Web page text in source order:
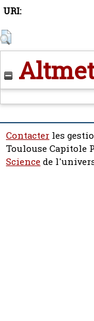
URI:
Contacter les
Toulouse
Sciencede